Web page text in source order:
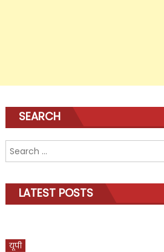
SEARCH
Search
for:
LATEST POSTS
यूपी